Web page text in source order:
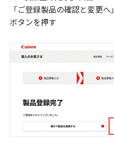
「ご登録製品の確認と変更へ」
ボタンを押す